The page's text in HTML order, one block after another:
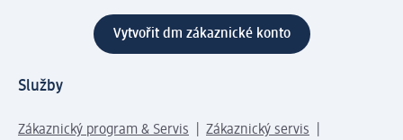
Vytvořit dm zákaznické konto
Služby
Zákaznický program & Servis
Zákaznický servis